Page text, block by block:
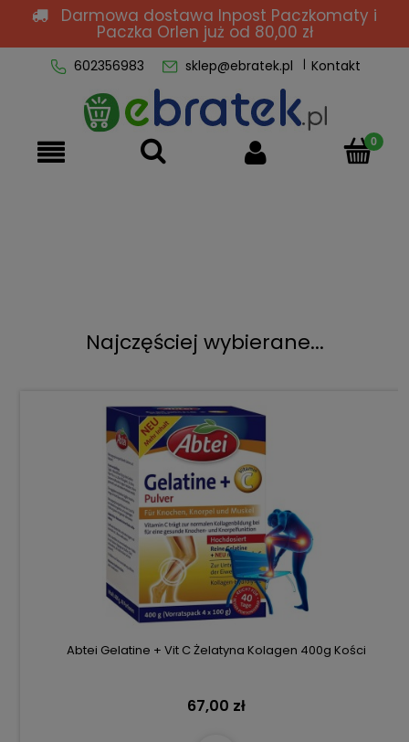
Darmowa dostawa Inpost Paczkomaty i
Paczka Orlen już od 80,00 zł
602356983 sklep@ebratek.pl Kontakt
Najczęściej wybierane...
Abtei Gelatine + Vit C Żelatyna Kolagen 400g Kości
67,00 zł